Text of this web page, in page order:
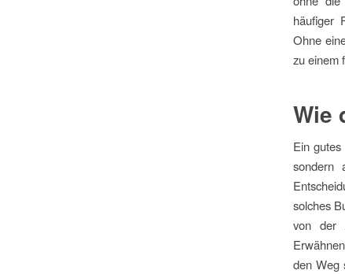
häufiger
Ohne
zu einem
Wie
Ein
sondern
solches
von der
den Weg